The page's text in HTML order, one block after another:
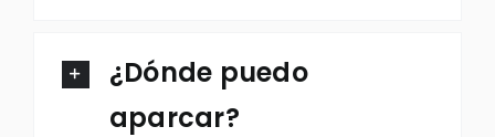
¿Dónde puedo
aparcar?